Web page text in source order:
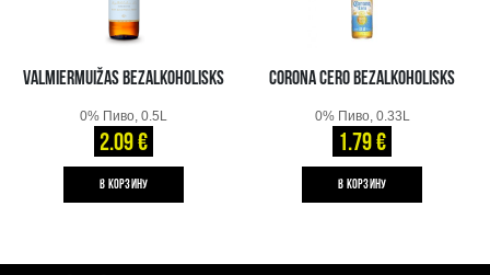
VALMIERMUIŽAS BEZALKOHOLISKS
0% Пиво, 0.5L
2.09 €
B КОРЗИНУ
CORONA CERO BEZALKOHOLISKS
0% Пиво, 0.33L
1.79 €
B КОРЗИНУ